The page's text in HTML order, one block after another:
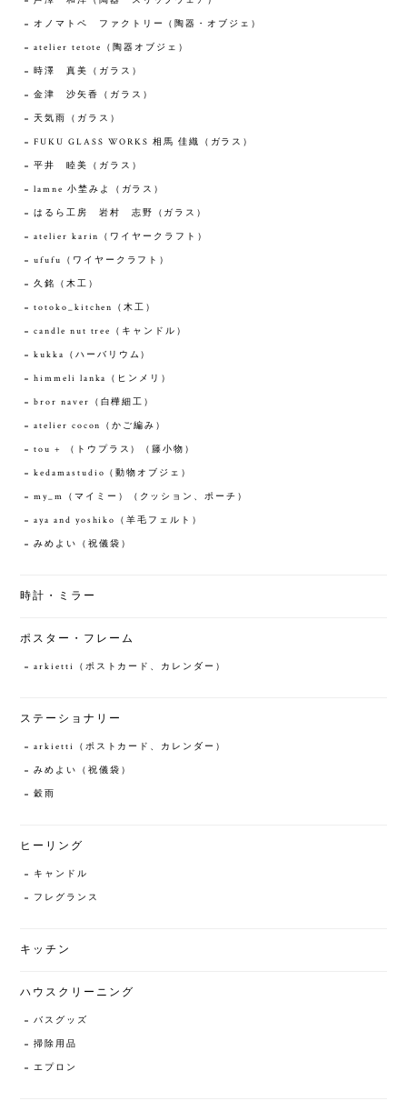
オノマトペ ファクトリー（陶器・オブジェ）
atelier tetote（陶器オブジェ）
時澤 真美（ガラス）
金津 沙矢香（ガラス）
天気雨（ガラス）
FUKU GLASS WORKS 相馬 佳織（ガラス）
平井 睦美（ガラス）
lamne 小埜みよ（ガラス）
はるら工房 岩村 志野（ガラス）
atelier karin（ワイヤークラフト）
ufufu（ワイヤークラフト）
久銘（木工）
totoko_kitchen（木工）
candle nut tree（キャンドル）
kukka（ハーバリウム）
himmeli lanka（ヒンメリ）
bror naver（白樺細工）
atelier cocon（かご編み）
tou + （トウプラス）（籐小物）
kedamastudio（動物オブジェ）
my_m（マイミー）（クッション、ポーチ）
aya and yoshiko（羊毛フェルト）
みめよい（祝儀袋）
時計・ミラー
ポスター・フレーム
arkietti（ポストカード、カレンダー）
ステーショナリー
arkietti（ポストカード、カレンダー）
みめよい（祝儀袋）
穀雨
ヒーリング
キャンドル
フレグランス
キッチン
ハウスクリーニング
バスグッズ
掃除用品
エプロン